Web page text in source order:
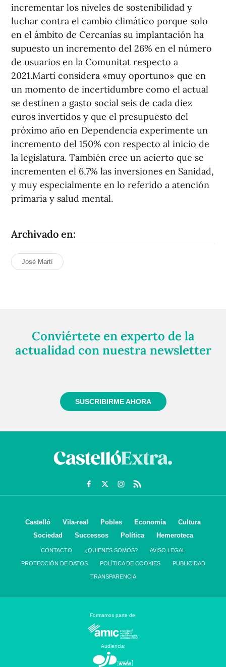
incrementar los niveles de sostenibilidad y
luchar contra el cambio climático porque solo
en el ámbito de Cercanías su implantación ha
supuesto un incremento del 26% en el número
de usuarios en la Comunitat respecto a
2021.Martí considera «muy oportuno» que en
un momento de incertidumbre como el actual
se destinen a gasto social seis de cada diez
euros invertidos y que el presupuesto del
próximo año en Dependencia experimente un
incremento del 150% con respecto al inicio de
la legislatura. También cree un acierto que se
incrementen el 6,7% las inversiones en Sanidad,
y muy especialmente en lo referido a atención
primaria y salud mental.
Archivado en:
José Martí
Conviértete en experto de la
actualidad con nuestra newsletter
SUSCRIBIRME AHORA
Castelló Vila-real Pobles Economía
Cultura
Sociedad
Successos Política Hemeroteca
CONTACTO ¿QUIENES SOMOS? AVISO LEGAL
PROTECCIÓN DE DATOS POLÍTICA DE COOKIES PUBLICIDAD
TRANSPARENCIA
Formamos parte de:
Audiencia: